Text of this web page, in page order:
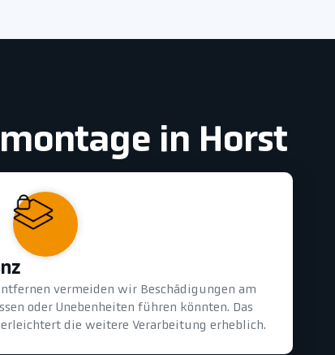
in Horst
vermeiden wir Beschädigungen am
oder Unebenheiten führen könnten. Das
die weitere Verarbeitung erheblich.